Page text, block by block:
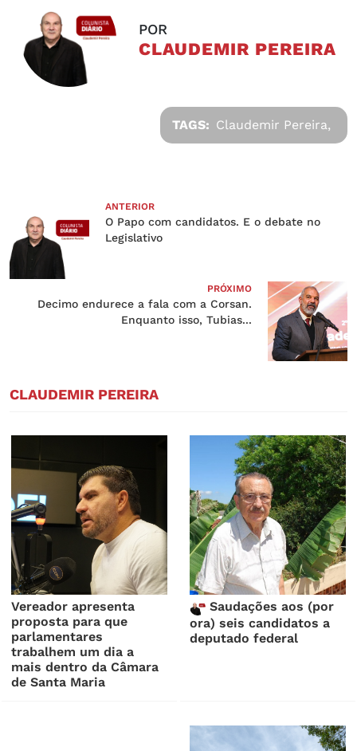
POR
CLAUDEMIR PEREIRA
TAGS: Claudemir Pereira,
ANTERIOR
O Papo com candidatos. E o debate no
Legislativo
PRÓXIMO
Decimo endurece a fala com a Corsan.
Enquanto isso, Tubias...
CLAUDEMIR PEREIRA
Vereador apresenta
proposta para que
parlamentares
trabalhem um dia a
mais dentro da Câmara
de Santa Maria
Saudações aos (por
ora) seis candidatos a
deputado federal